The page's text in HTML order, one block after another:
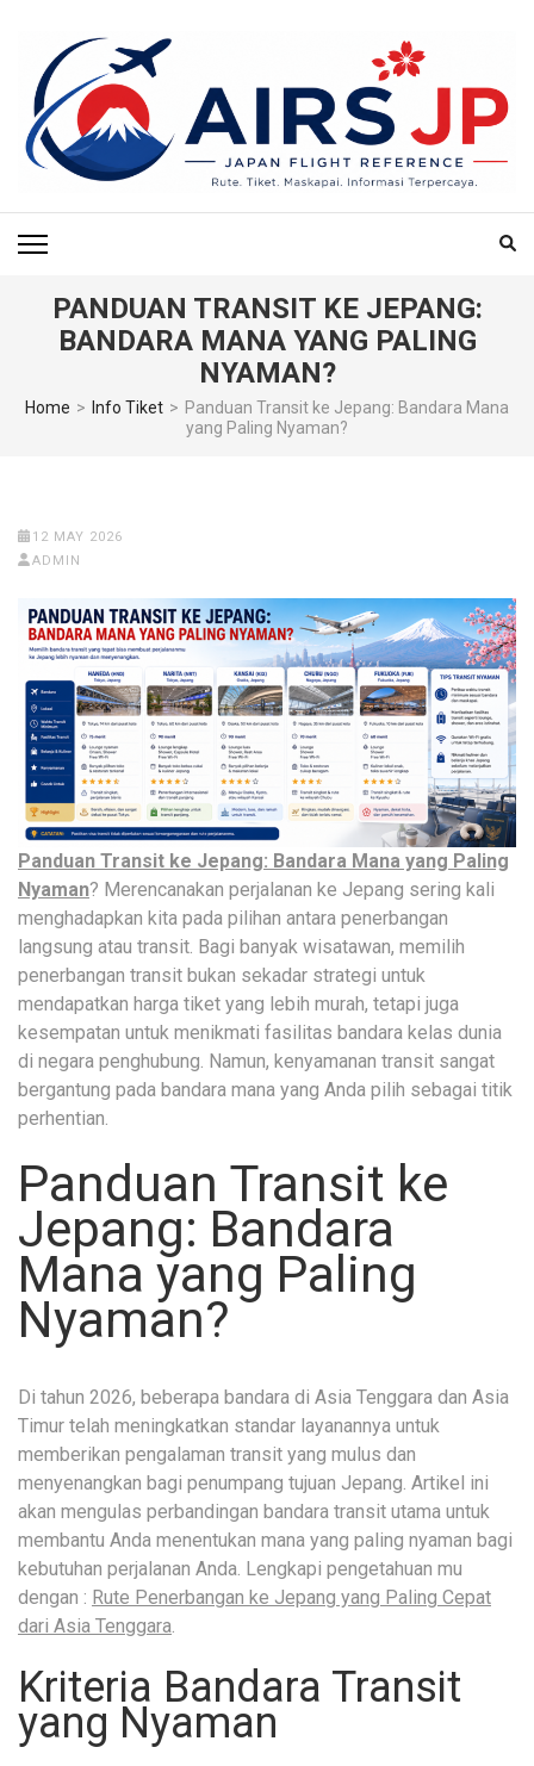
content
(Press
Enter)
AIRS JP – PUSAT
REFERENSI
PENERBANGAN & TIKET
KE JEPANG
Jepang, Air BnB Jepang,
PANDUAN TRANSIT KE JEPANG:
BANDARA MANA YANG PALING
NYAMAN?
Home > Info Tiket > Panduan Transit ke Jepang: Bandara Mana
yang Paling Nyaman?
12 MAY 2026
ADMIN
Panduan Transit ke Jepang: Bandara Mana yang Paling
Nyaman? Merencanakan perjalanan ke Jepang sering kali
menghadapkan kita pada pilihan antara penerbangan
langsung atau transit. Bagi banyak wisatawan, memilih
penerbangan transit bukan sekadar strategi untuk
mendapatkan harga tiket yang lebih murah, tetapi juga
kesempatan untuk menikmati fasilitas bandara kelas dunia
di negara penghubung. Namun, kenyamanan transit sangat
bergantung pada bandara mana yang Anda pilih sebagai titik
perhentian.
Panduan Transit ke
Jepang: Bandara
Mana yang Paling
Nyaman?
Di tahun 2026, beberapa bandara di Asia Tenggara dan Asia
Timur telah meningkatkan standar layanannya untuk
memberikan pengalaman transit yang mulus dan
menyenangkan bagi penumpang tujuan Jepang. Artikel ini
akan mengulas perbandingan bandara transit utama untuk
membantu Anda menentukan mana yang paling nyaman bagi
kebutuhan perjalanan Anda. Lengkapi pengetahuan mu
dengan : Rute Penerbangan ke Jepang yang Paling Cepat
dari Asia Tenggara.
Kriteria Bandara Transit
yang Nyaman